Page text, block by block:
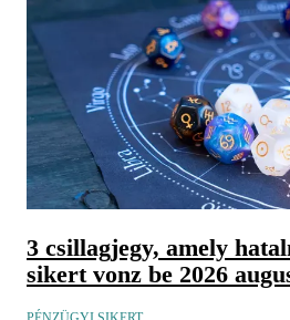
3 csillagjegy, amely
sikert vonz be 2026